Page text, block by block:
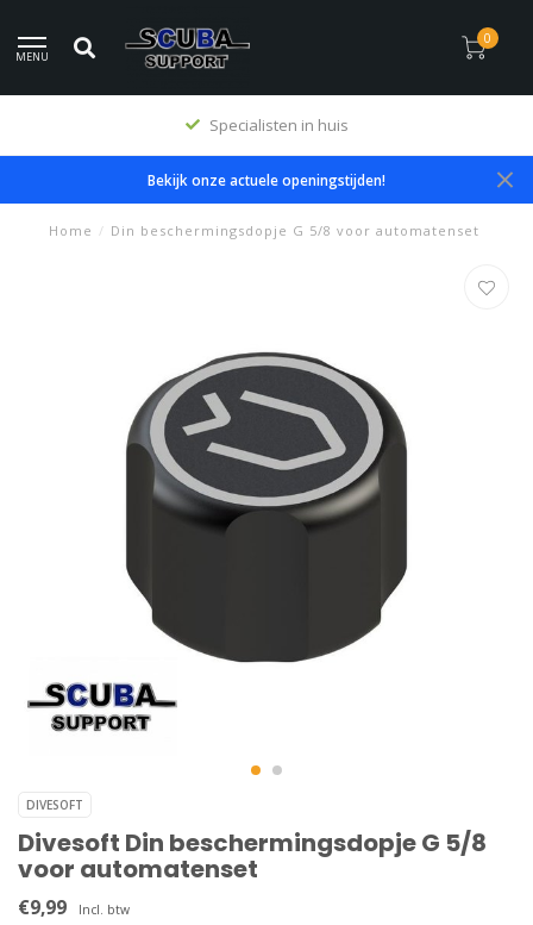
MENU
0
Specialisten in huis
Bekijk onze actuele openingstijden!
Home / Din beschermingsdopje G 5/8 voor automatenset
DIVESOFT
Divesoft Din beschermingsdopje G 5/8
voor automatenset
€9,99 Incl. btw